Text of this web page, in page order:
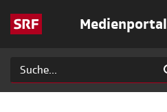
Medienportal